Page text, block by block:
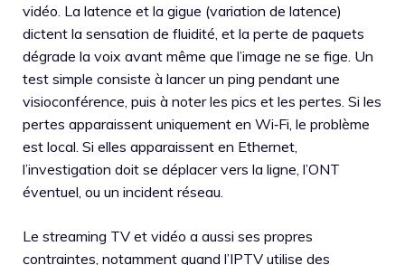
vidéo. La latence et la gigue (variation de latence)
dictent la sensation de fluidité, et la perte de paquets
dégrade la voix avant même que l’image ne se fige. Un
test simple consiste à lancer un ping pendant une
visioconférence, puis à noter les pics et les pertes. Si les
pertes apparaissent uniquement en Wi‑Fi, le problème
est local. Si elles apparaissent en Ethernet,
l’investigation doit se déplacer vers la ligne, l’ONT
éventuel, ou un incident réseau.
Le streaming TV et vidéo a aussi ses propres
contraintes, notamment quand l’IPTV utilise des